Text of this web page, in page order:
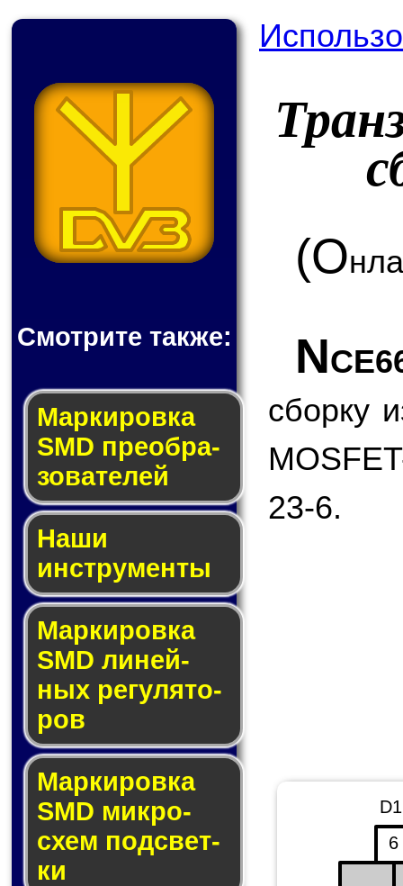
Смотрите также:
Мар­ки­ров­ка
SMD пре­об­ра­
зо­ва­те­лей
Наши
инструменты
Маркировка
SMD ли­ней­
ных ре­гу­ля­то­
ров
Маркировка
SMD мик­ро­
схем под­свет­
ки
(О
N
сборку
23-6.
6
D1